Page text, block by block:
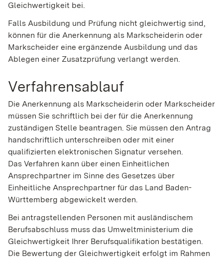
Gleichwertigkeit bei.
Falls Ausbildung und Prüfung nicht gleichwertig sind,
können für die Anerkennung als Markscheiderin oder
Markscheider eine ergänzende Ausbildung und das
Ablegen einer Zusatzprüfung verlangt werden.
Verfahrensablauf
Die Anerkennung als Markscheiderin oder Markscheider
müssen Sie schriftlich bei der für die Anerkennung
zuständigen Stelle beantragen. Sie müssen den Antrag
handschriftlich unterschreiben oder mit einer
qualifizierten elektronischen Signatur versehen.
Das Verfahren kann über einen Einheitlichen
Ansprechpartner im Sinne des Gesetzes über
Einheitliche Ansprechpartner für das Land Baden-
Württemberg abgewickelt werden.
Bei antragstellenden Personen mit ausländischem
Berufsabschluss muss das Umweltministerium die
Gleichwertigkeit Ihrer Berufsqualifikation bestätigen.
Die Bewertung der Gleichwertigkeit erfolgt im Rahmen